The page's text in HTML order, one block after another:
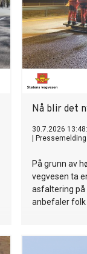
Nå blir det
30.7.2026
Pressemelding
På grunn av
vegvesen ta
asfaltering på
anbefaler folk